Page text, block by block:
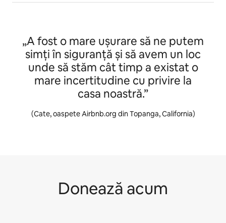
„A fost o mare ușurare să ne putem
simți în siguranță și să avem un loc
unde să stăm cât timp a existat o
mare incertitudine cu privire la
casa noastră.”
(Cate, oaspete Airbnb.org din Topanga, California)
Donează acum